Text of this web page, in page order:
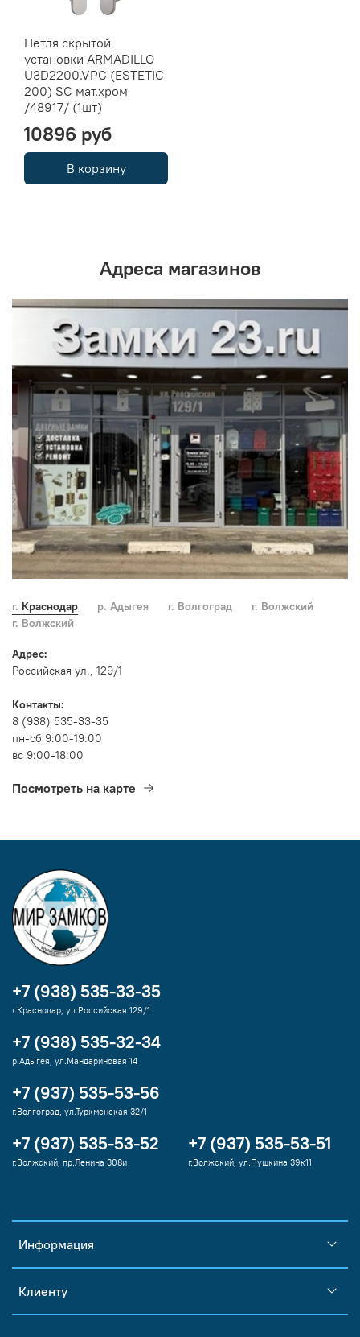
Петля скрытой
установки ARMADILLO
U3D2200.VPG (ESTETIC
200) SC мат.хром
/48917/ (1шт)
10896 руб
В корзину
Адреса магазинов
г. Краснодар р. Адыгея г. Волгоград
г. Волжский
г. Волжский
Адрес:
Российская ул., 129/1
Контакты:
8 (938) 535-33-35
пн-сб 9:00-19:00
вс 9:00-18:00
Посмотреть на карте
Информация
Клиенту
+7 (938) 535-33-35
г.Краснодар, ул.Российская 129/1
+7 (938) 535-32-34
р.Адыгея, ул.Мандариновая 14
+7 (937) 535-53-56
г.Волгоград, ул.Туркменская 32/1
+7 (937) 535-53-52
г.Волжский, пр.Ленина 308и
+7 (937) 535-53-51
г.Волжский, ул.Пушкина 39к11